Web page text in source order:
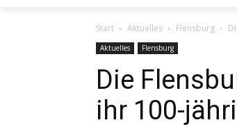
Start Aktuelles Flensburg
Aktuelles Flensburg
Die
ihr 100-